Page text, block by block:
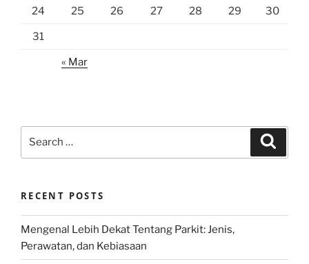
24 25 26 27 28 29 30
31
« Mar
RECENT POSTS
Mengenal Lebih Dekat Tentang Parkit: Jenis,
Perawatan, dan Kebiasaan